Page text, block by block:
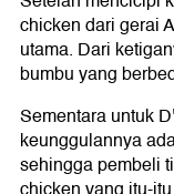
chicken dari gerai
utama. Dari
bumbu yang
Sementara untuk
keunggulannya
sehingga pembeli